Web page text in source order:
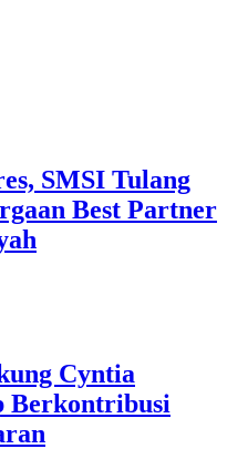
SMSI Tulang
Best Partner
Cyntia
Berkontribusi